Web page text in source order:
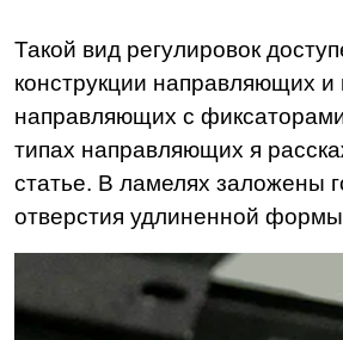
Такой вид регулировок
конструкции направляющих и
направляющих с
типах направляющих я
статье. В ламелях заложены
отверстия удлиненной